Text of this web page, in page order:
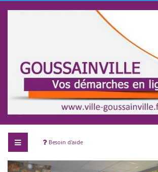
Besoin d'aide